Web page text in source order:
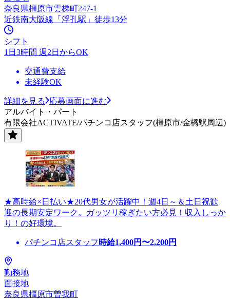
奈良県橿原市雲梯町247-1
近鉄南大阪線「浮孔駅」徒歩13分
シフト
1日3時間 週2日からOK
交通費支給
未経験OK
詳細を見る
応募画面に進む
アルバイト・パート
有限会社ACTIVATE/パチンコ店スタッフ(橿原市/金橋駅周辺)
★高時給×日払い★20代男女が活躍中！週4日～＆土日祝歓
迎の長期安定ワーク。ガッツリ稼ぎたい方必見！収入しっか
り！の好環境。
パチンコ店スタッフ 時給1,400円〜2,200円
勤務地
面接地
奈良県橿原市曽我町